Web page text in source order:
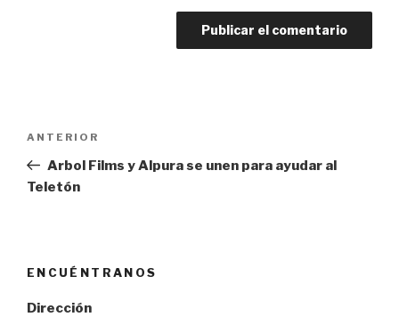
entradas
Entrada
anterior:
ANTERIOR
Arbol Films y Alpura se unen para ayudar al
Teletón
ENCUÉNTRANOS
Dirección